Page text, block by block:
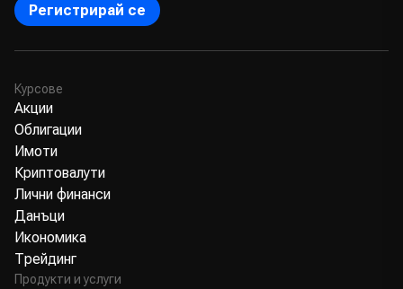
Регистрирай се
Курсове
Акции
Облигации
Имоти
Криптовалути
Лични финанси
Данъци
Икономика
Трейдинг
Продукти и услуги